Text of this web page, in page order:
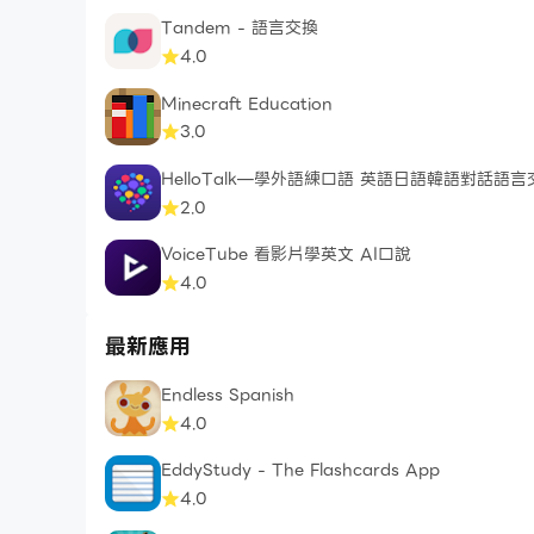
Tandem - 語言交換
4.0
Minecraft Education
3.0
HelloTalk—學外語練口語 英語日語韓語對話語言
2.0
VoiceTube 看影片學英文 AI口說
4.0
最新應用
Endless Spanish
4.0
EddyStudy - The Flashcards App
4.0